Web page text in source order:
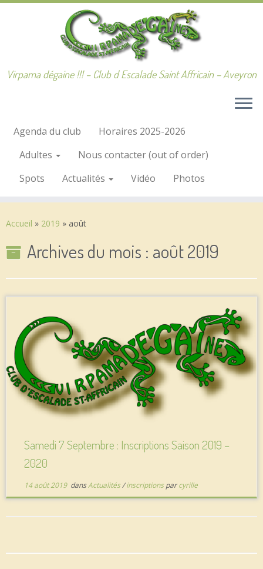
Passer
Virpama dégaine !!! – Club d Escalade Saint Affricain – Aveyron
Agenda du club
Horaires 2025-2026
Adultes
Nous contacter (out of order)
Spots
Actualités Vidéo Photos
Accueil » 2019 » août
Archives du mois : août 2019
Samedi 7 Septembre : Inscriptions Saison 2019 –
2020
14 août 2019dansActualités/inscriptions parcyrille